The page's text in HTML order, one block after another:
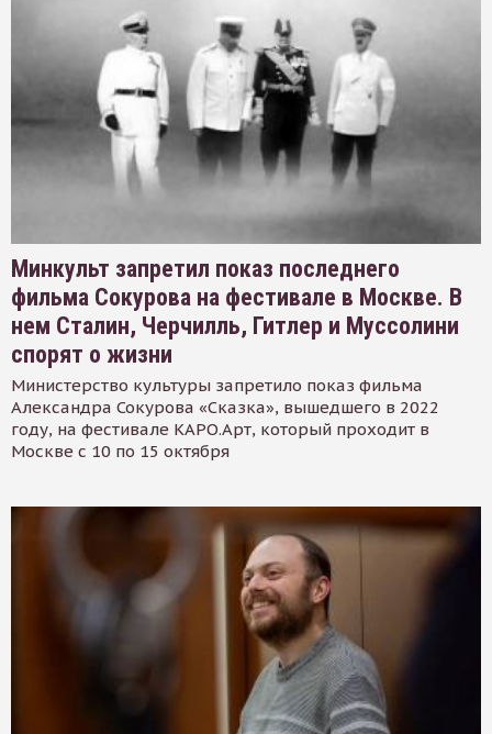
Минкульт запретил показ последнего
фильма Сокурова на фестивале в Москве. В
нем Сталин, Черчилль, Гитлер и Муссолини
спорят о жизни
Министерство культуры запретило показ фильма
Александра Сокурова «Сказка», вышедшего в 2022
году, на фестивале КАРО.Арт, который проходит в
Москве с 10 по 15 октября